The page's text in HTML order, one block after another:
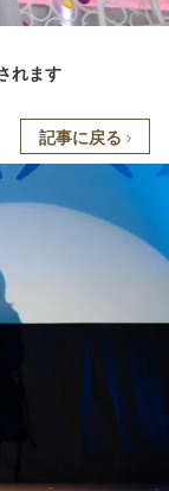
れます
記事に戻る